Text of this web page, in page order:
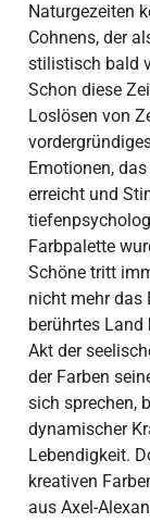
Naturgezeiten
Cohnens, der
stilistisch bald
Schon diese
Loslösen von
Emotionen,
erreicht und
Farbpalette
Schöne tritt
nicht mehr das
berührtes Land
Akt der
der Farben
sich sprechen,
dynamischer
Lebendigkeit.
kreativen
aus Axel-